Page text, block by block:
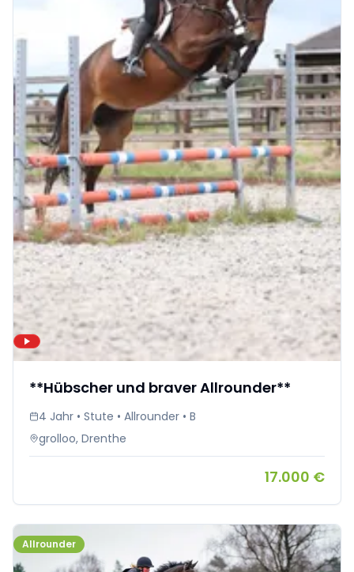
**Hübscher und braver Allrounder**
4 Jahr • Stute • Allrounder • B
grolloo, Drenthe
17.000 €
Allrounder